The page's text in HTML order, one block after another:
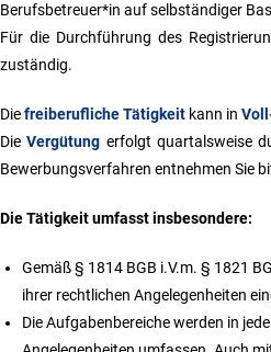
Berufsbetreuer*in auf selbständiger
Für die Durchführung des
zuständig.
Diefreiberufliche Tätigkeit kann in
DieVergütung erfolgt quartalsweise
Bewerbungsverfahren entnehmen Sie
Die Tätigkeit umfasst insbesondere:
Gemäß § 1814 BGB i.V.m. § 1821
ihrer rechtlichen Angelegenheiten
Die Aufgabenbereiche werden in